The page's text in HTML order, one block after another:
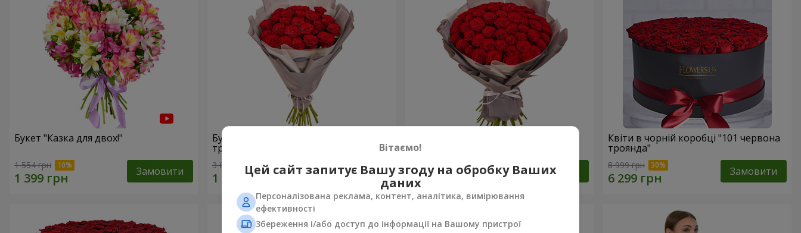
Букет "Казка для двох!"
1 554 грн Замовити
Букет з упаковкою "25 червоних
троянд"
3 014 грн Замовити
троянда"
4 768 грн Замовити
Квіти в чорній коробці "101 червона
троянда"
8 999 грн Замовити
Вітаємо!
Цей сайт запитує Вашу згоду на обробку Ваших
даних
Персоналізована реклама, контент, аналітика, вимірювання
ефективності
Збереження і/або доступ до інформації на Вашому пристрої